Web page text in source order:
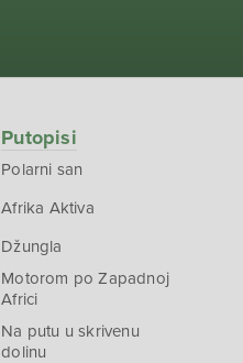
Putopisi
Polarni san
Afrika Aktiva
Džungla
Motorom po Zapadnoj
Africi
Na putu u skrivenu
dolinu